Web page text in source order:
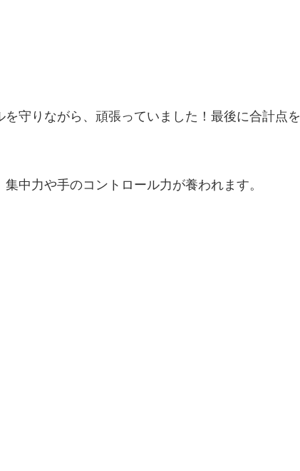
守りながら、頑張っていました！最後に合計点を
中力や手のコントロール力が養われます。